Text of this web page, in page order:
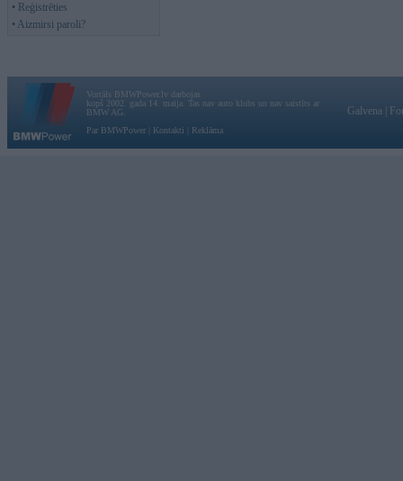
• Reģistrēties
• Aizmirsi paroli?
Vortāls BMWPower.lv darbojas
kopš 2002. gada 14. maija. Tas nav auto klubs un nav saistīts ar
BMW AG.
Par BMWPower
Kontakti Reklāma
Galvena